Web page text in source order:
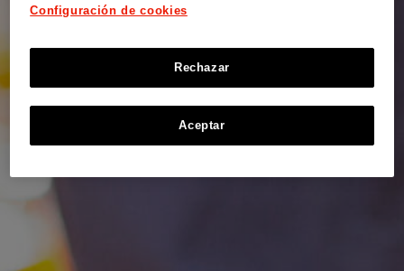
Configuración de cookies
Rechazar
Aceptar